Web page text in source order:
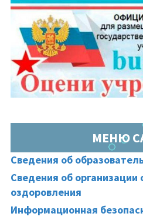
МЕНЮ
Сведения об
Сведения об
оздоровления
Информационная